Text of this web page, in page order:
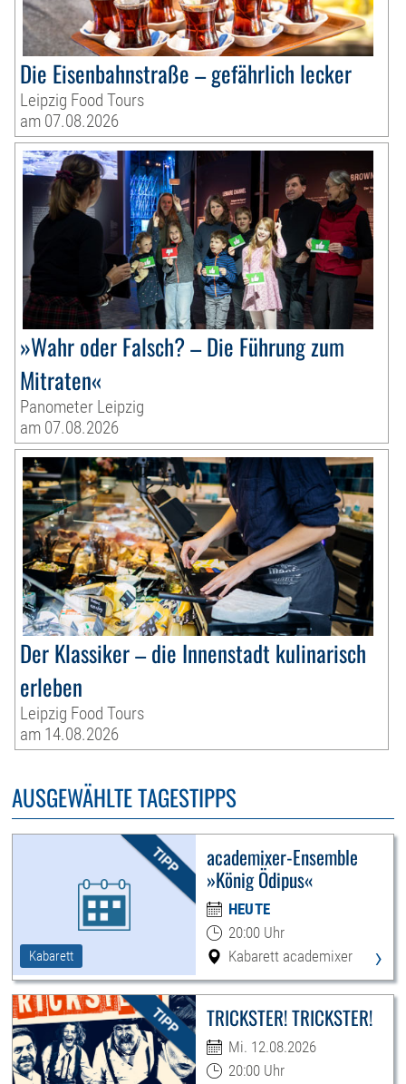
Die Eisenbahnstraße – gefährlich lecker
Leipzig Food Tours
am 07.08.2026
»Wahr oder Falsch? – Die Führung zum
Mitraten«
Panometer Leipzig
am 07.08.2026
Der Klassiker – die Innenstadt kulinarisch
erleben
Leipzig Food Tours
am 14.08.2026
AUSGEWÄHLTE TAGESTIPPS
Kabarett
academixer-Ensemble
»König Ödipus«
HEUTE
20:00 Uhr
Kabarett academixer
›
TRICKSTER! TRICKSTER!
Mi. 12.08.2026
20:00 Uhr